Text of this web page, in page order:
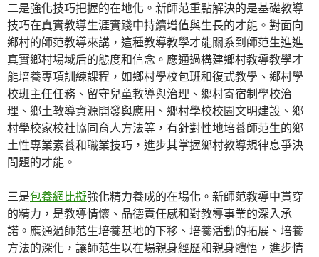
二是強化技巧把握的在地化。新師范重點解決的是基礎教導
技巧在真實教導生涯實踐中持續增值與生長的才能。對面向
鄉村的師范教導來講，這種教導教學才能關系到師范生進進
真實鄉村場域后的態度和信念。應通過構建鄉村教導教學才
能培養專項訓練課程，如鄉村學校包班和復式教學、鄉村學
校班主任任務、留守兒童教導與治理、鄉村寄宿制學校治
理、鄉土教導資源開發與應用、鄉村學校校園文明建設、鄉
村學校家校社協同育人方法等，有針對性地培養師范生的鄉
土性專業素養和職業技巧，進步其掌握鄉村教導規律息爭決
問題的才能。
三是包養網比擬強化精力養成的在場化。新師范教導中貫穿
的精力，是教導情懷、品德責任感和對教導事業的深入承
諾。應通過師范生培養基地的下移、培養活動的拓展、培養
方法的深化，讓師范生以在場親身經歷和親身體悟，進步情